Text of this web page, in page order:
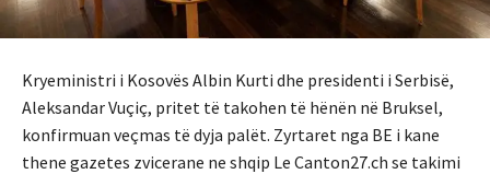
Kryeministri i Kosovës Albin Kurti dhe presidenti i Serbisë,
Aleksandar Vuçiç, pritet të takohen të hënën në Bruksel,
konfirmuan veçmas të dyja palët. Zyrtaret nga BE i kane
thene gazetes zvicerane ne shqip Le Canton27.ch se takimi